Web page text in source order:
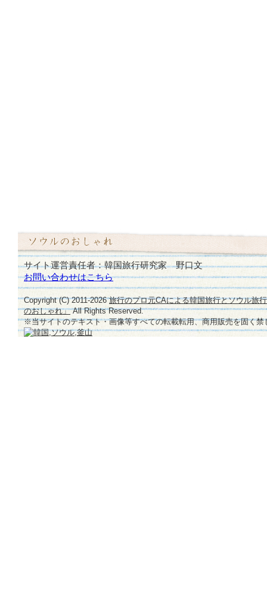
サイト運営責任者：韓国旅行研究家 野口文
お問い合わせはこちら
Copyright (C) 2011-2026旅行のプロ元CAによる韓国旅行とソウル旅
のおしゃれ」All Rights Reserved.
※当サイトのテキスト・画像等すべての転載転用、商用販売を固く禁